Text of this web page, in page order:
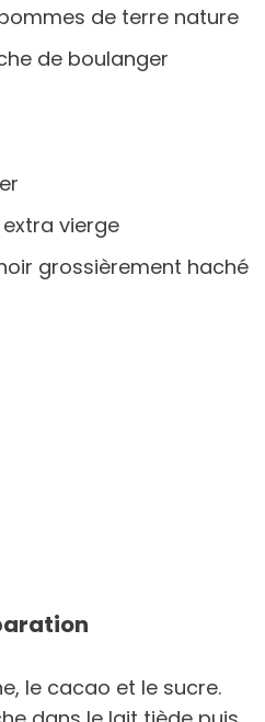
de terre nature
de boulanger
extra vierge
grossièrement haché
le cacao et le sucre.